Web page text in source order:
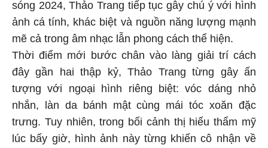
sóng 2024, Thảo Trang tiếp tục gây chú ý với hình
ảnh cá tính, khác biệt và nguồn năng lượng mạnh
mẽ cả trong âm nhạc lẫn phong cách thể hiện.
Thời điểm mới bước chân vào làng giải trí cách
đây gần hai thập kỷ, Thảo Trang từng gây ấn
tượng với ngoại hình riêng biệt: vóc dáng nhỏ
nhắn, làn da bánh mật cùng mái tóc xoăn đặc
trưng. Tuy nhiên, trong bối cảnh thị hiếu thẩm mỹ
lúc bấy giờ, hình ảnh này từng khiến cô nhận về